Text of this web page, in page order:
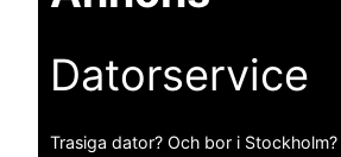
Datorservice
Trasiga dator? Och bor i Stockholm?